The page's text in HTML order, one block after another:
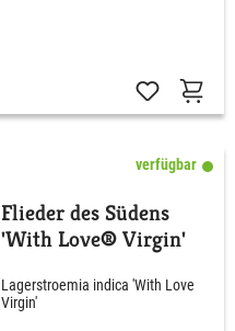
verfügbar
Flieder des Südens
'With Love® Virgin'
Lagerstroemia indica 'With Love
Virgin'